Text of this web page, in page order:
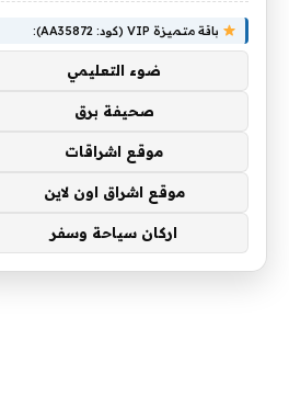
باقة متميزة VIP (كود: AA35872):
ضوء التعليمي
صحيفة برق
موقع اشراقات
موقع اشراق اون لاين
اركان سياحة وسفر